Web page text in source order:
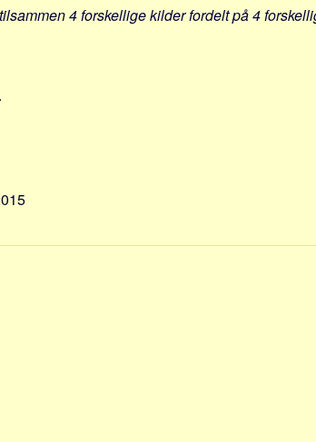
4 forskellige kilder fordelt på 4